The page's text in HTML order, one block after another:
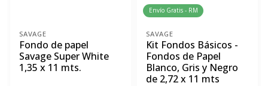
SAVAGE
Fondo de papel
Savage Super White
1,35 x 11 mts.
Envío Gratis - RM
SAVAGE
Kit Fondos Básicos -
Fondos de Papel
Blanco, Gris y Negro
de 2,72 x 11 mts